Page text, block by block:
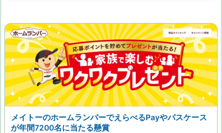
メイトーのホームランバーでえらべるPayやパスケース
が年間7200名に当たる懸賞